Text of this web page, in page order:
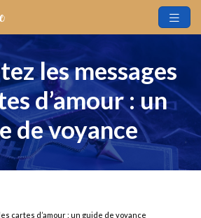
les messages
d’amour : un
de voyance
cartes d’amour : un guide de voyance